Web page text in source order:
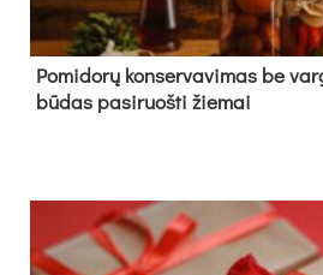
Pomidorų konservavimas be
būdas pasiruošti žiemai